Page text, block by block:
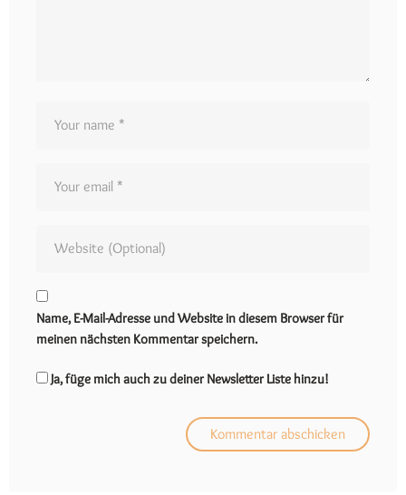
Name, E-Mail-Adresse und Website in diesem Browser für
meinen nächsten Kommentar speichern.
Ja, füge mich auch zu deiner Newsletter Liste hinzu!